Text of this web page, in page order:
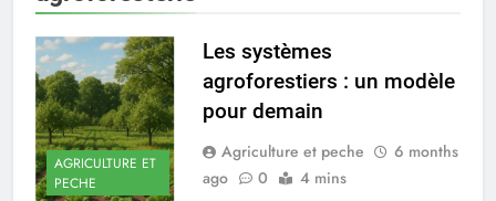
AGRICULTURE ET
PECHE
Les systèmes
agroforestiers : un modèle
pour demain
Agriculture et peche
6 months
ago
0 4 mins